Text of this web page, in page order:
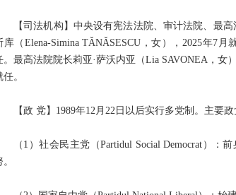
【司法机构】中央设有宪法法院、审计法院、最
库（Elena-Simina TĂNĂSESCU，女），2025年7
。最高法院院长莉亚·萨沃内亚（Lia SAVONEA，女
任。
【政 党】1989年12月22日以后实行多党制。主要政
（1）社会民主党（Partidul Social Democrat）